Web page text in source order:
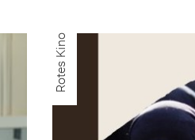
Rotes Kino